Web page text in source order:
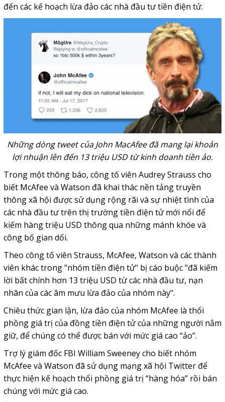
đến các kế hoạch lừa đảo các nhà đầu tư tiền điện tử.
Những dòng tweet của John MacAfee đã mang lại khoản
lợi nhuận lên đến 13 triệu USD từ kinh doanh tiền ảo.
Trong một thông báo, công tố viên Audrey Strauss cho
biết McAfee và Watson đã khai thác nền tảng truyền
thông xã hội được sử dụng rộng rãi và sự nhiệt tình của
các nhà đầu tư trên thị trường tiền điện tử mới nổi để
kiếm hàng triệu USD thông qua những mánh khóe và
công bố gian dối.
Theo công tố viên Strauss, McAfee, Watson và các thành
viên khác trong "nhóm tiền điện tử" bị cáo buộc "đã kiếm
lời bất chính hơn 13 triệu USD từ các nhà đầu tư, nạn
nhân của các âm mưu lừa đảo của nhóm này".
Chiêu thức gian lận, lừa đảo của nhóm McAfee là thổi
phồng giá trị của đồng tiền điện tử của những người nắm
giữ, để chúng có thể được bán với mức giá cao “ảo”.
Trợ lý giám đốc FBI William Sweeney cho biết nhóm
McAfee và Watson đã sử dụng mạng xã hội Twitter để
thực hiện kế hoạch thổi phồng giá trị “hàng hóa” rồi bán
chúng với mức giá cao.